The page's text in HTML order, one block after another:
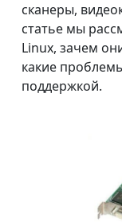
сканеры,
статье мы
Linux, зачем
какие
поддержкой.